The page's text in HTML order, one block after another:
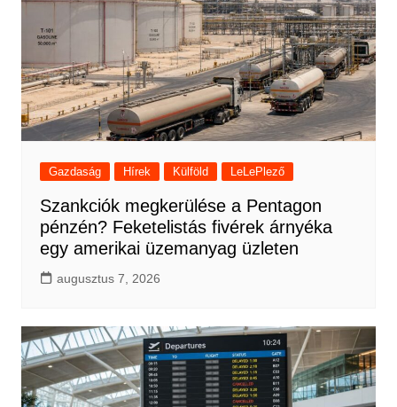
Gazdaság Hírek Külföld LeLePlező
Szankciók megkerülése a Pentagon
pénzén? Feketelistás fivérek árnyéka
egy amerikai üzemanyag üzleten
augusztus 7, 2026